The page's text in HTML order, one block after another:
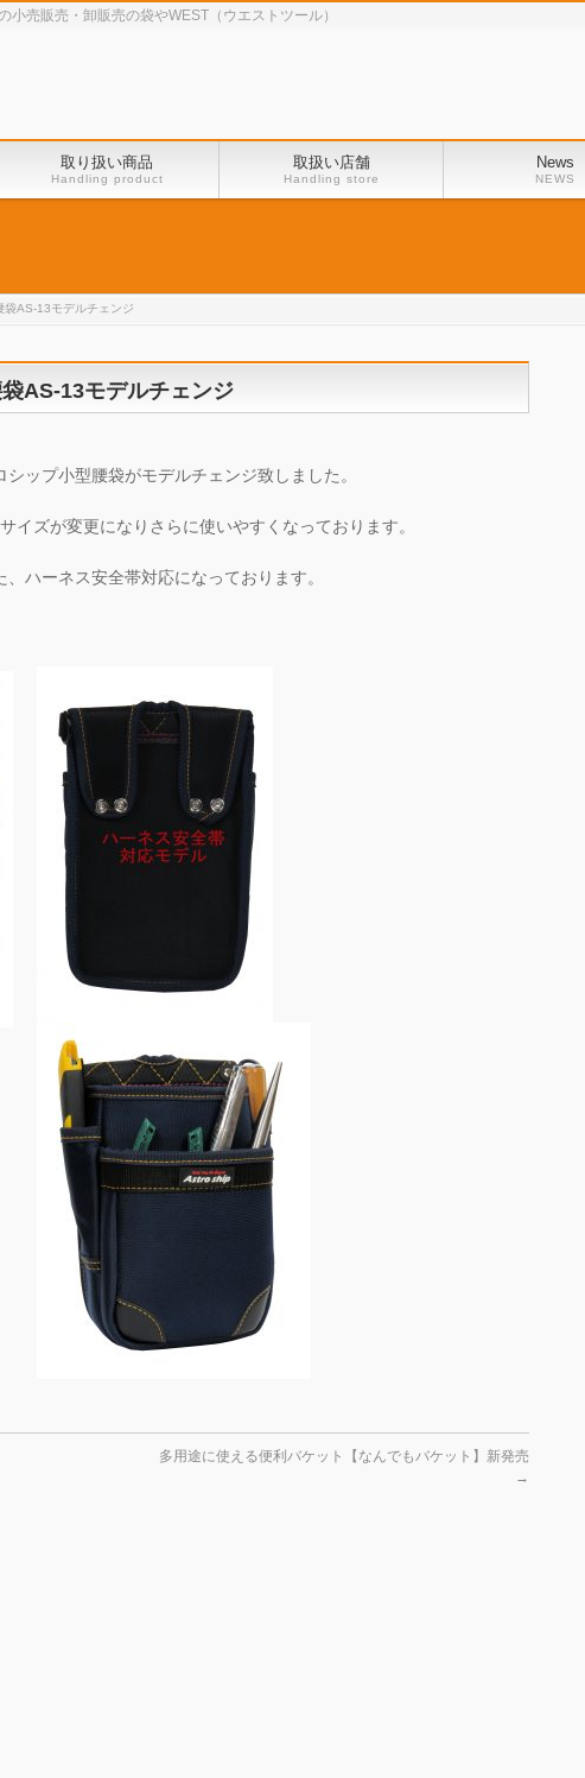
小売販売・卸販売の袋やWEST（ウエストツール）
取り扱い商品
Handling product
取扱い店舗
Handling store
News
NEWS
袋AS-13モデルチェンジ
AS-13モデルチェンジ
シップ小型腰袋がモデルチェンジ致しました。
イズが変更になりさらに使いやすくなっております。
、ハーネス安全帯対応になっております。
多用途に使える便利バケット【なんでもバケット】新発売
→